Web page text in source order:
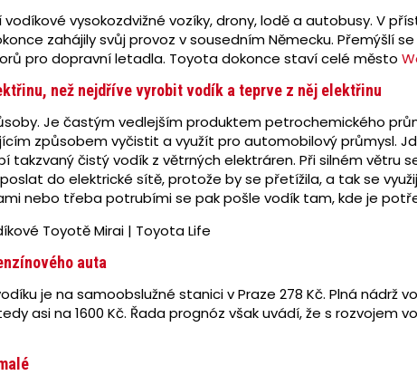
vysokozdvižné vozíky, drony, lodě a autobusy. V
zahájily svůj provoz v sousedním Německu. Přemýšlí
pro dopravní letadla. Toyota dokonce staví celé město
než nejdříve vyrobit vodík a teprve z něj elektřinu
Je častým vedlejším produktem petrochemického
způsobem vyčistit a využít pro automobilový průmysl.
takzvaný čistý vodík z větrných elektráren. Při silném větru
do elektrické sítě, protože by se přetížila, a tak se
nebo třeba potrubími se pak pošle vodík tam, kde je
auta
je na samoobslužné stanici v Praze 278 Kč. Plná nádrž
asi na 1600 Kč. Řada prognóz však uvádí, že s rozvojem